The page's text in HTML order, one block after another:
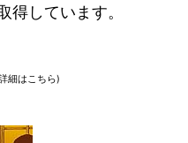
得しています。